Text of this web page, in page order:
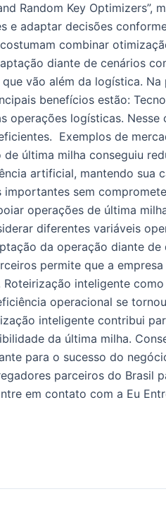
Random Key Optimizers”,
adaptar decisões
combinar
diante de cenários
vão além da logística.
benefícios estão:
operações logísticas.
Exemplos de
última milha conseguiu
artificial, mantendo sua
sem
operações de última
diferentes variáveis
da operação diante de
permite que a
inteligente
operacional se
inteligente contribui
da última milha.
para o sucesso do
parceiros do Brasil
em contato com a Eu